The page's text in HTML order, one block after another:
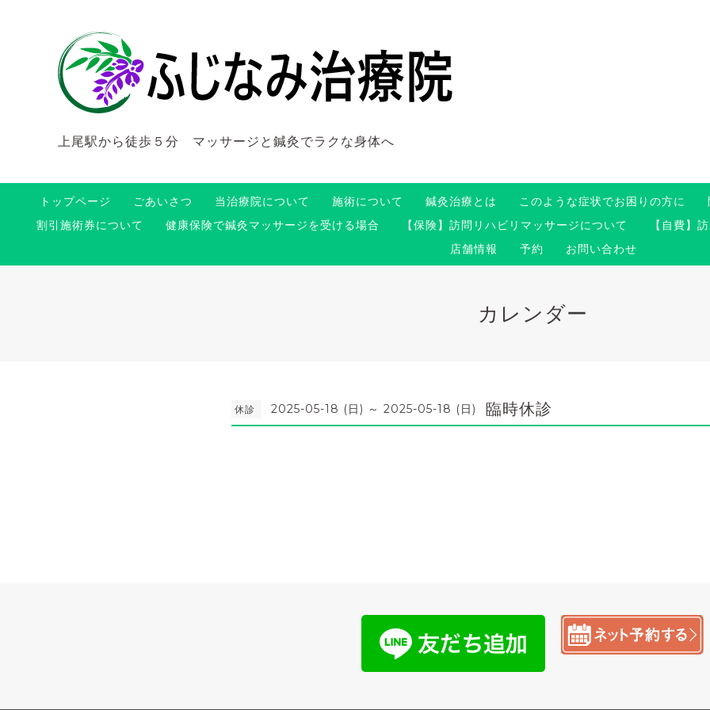
上尾駅から徒歩５分 マッサージと鍼灸でラクな身体へ
トップページ ごあいさつ 当治療院について 施術について 鍼灸治療とは このような症状でお困りの方に
割引施術券について
健康保険で鍼灸マッサージを受ける場合 【保険】訪問リハビリマッサージについて 【自費】
店舗情報
予約 お問い合わせ
カレンダー
休診 2025-05-18 (日) ～ 2025-05-18 (日) 臨時休診